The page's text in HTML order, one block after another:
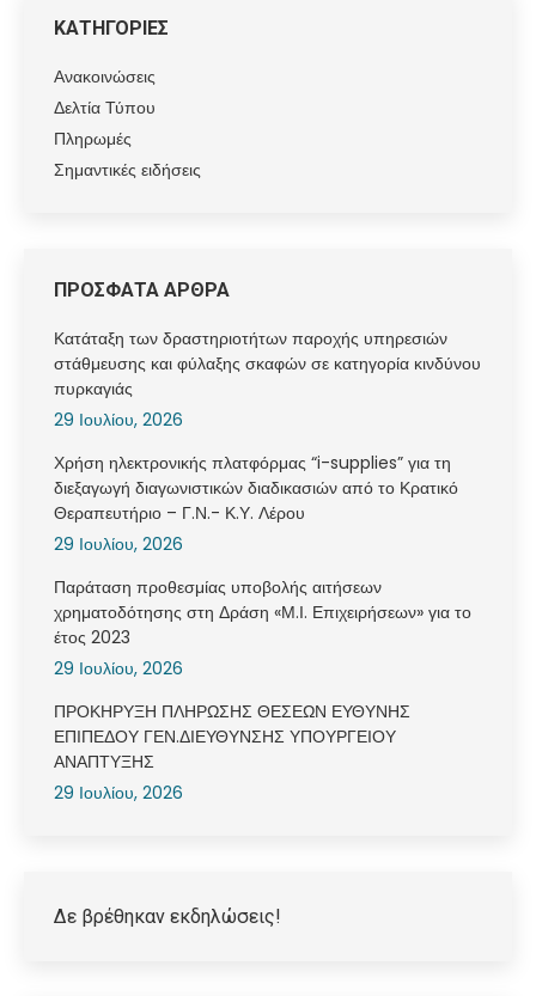
ΚΑΤΗΓΟΡΙΕΣ
Ανακοινώσεις
Δελτία Τύπου
Πληρωμές
Σημαντικές ειδήσεις
ΠΡΟΣΦΑΤΑ ΑΡΘΡΑ
Κατάταξη των δραστηριοτήτων παροχής υπηρεσιών
στάθμευσης και φύλαξης σκαφών σε κατηγορία κινδύνου
πυρκαγιάς
29 Ιουλίου, 2026
Χρήση ηλεκτρονικής πλατφόρμας “i-supplies” για τη
διεξαγωγή διαγωνιστικών διαδικασιών από το Κρατικό
Θεραπευτήριο – Γ.Ν.- Κ.Υ. Λέρου
29 Ιουλίου, 2026
Παράταση προθεσμίας υποβολής αιτήσεων
χρηματοδότησης στη Δράση «Μ.Ι. Επιχειρήσεων» για το
έτος 2023
29 Ιουλίου, 2026
ΠΡΟΚΗΡΥΞΗ ΠΛΗΡΩΣΗΣ ΘΕΣΕΩΝ ΕΥΘΥΝΗΣ
ΕΠΙΠΕΔΟΥ ΓΕΝ.ΔΙΕΥΘΥΝΣΗΣ ΥΠΟΥΡΓΕΙΟΥ
ΑΝΑΠΤΥΞΗΣ
29 Ιουλίου, 2026
Δε βρέθηκαν εκδηλώσεις!